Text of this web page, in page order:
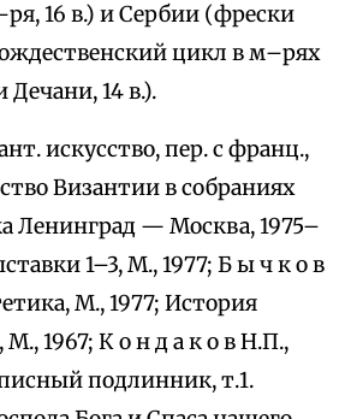
16 в.) и Сербии (фрески
цикл в м–рях
Дечани, 14 в.).
искусство, пер. с франц.,
Византии в собраниях
Ленинград — Москва, 1975–
1–3, М., 1977; Б ы ч к о в
М., 1977; История
1967; К о н д а к о в Н.П.,
подлинник, т.1.